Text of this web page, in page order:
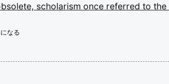
scholarism once referred to the
なる